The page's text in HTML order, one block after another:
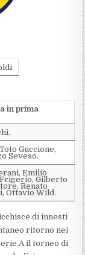
in prima
Guccione,
Seveso.
Emilio
Gilberto
Renato
Ottavio Wild.
di innesti
ritorno nei
A il torneo di